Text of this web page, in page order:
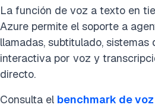
La función de voz a texto en
Azure permite el soporte a
llamadas, subtitulado, sistemas
interactiva por voz y
directo.
Consulta el benchmark de